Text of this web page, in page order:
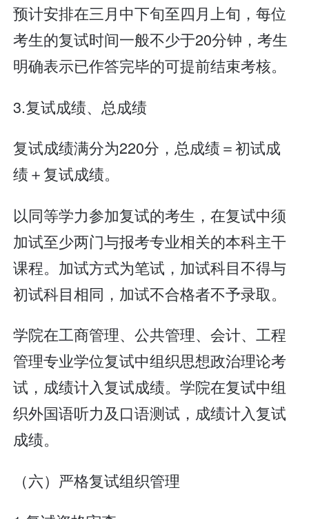
预计安排在三月中下旬至四月上旬，每位
考生的复试时间一般不少于20分钟，考生
明确表示已作答完毕的可提前结束考核。
3.复试成绩、总成绩
复试成绩满分为220分，总成绩＝初试成
绩＋复试成绩。
以同等学力参加复试的考生，在复试中须
加试至少两门与报考专业相关的本科主干
课程。加试方式为笔试，加试科目不得与
初试科目相同，加试不合格者不予录取。
学院在工商管理、公共管理、会计、工程
管理专业学位复试中组织思想政治理论考
试，成绩计入复试成绩。学院在复试中组
织外国语听力及口语测试，成绩计入复试
成绩。
（六）严格复试组织管理